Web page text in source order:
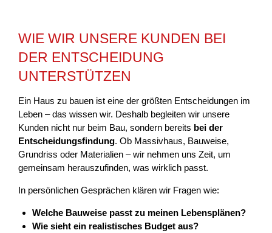
WIE WIR UNSERE KUNDEN BEI
DER ENTSCHEIDUNG
UNTERSTÜTZEN
Ein Haus zu bauen ist eine der größten Entscheidungen im
Leben – das wissen wir. Deshalb begleiten wir unsere
Kunden nicht nur beim Bau, sondern bereits bei der
Entscheidungsfindung. Ob Massivhaus, Bauweise,
Grundriss oder Materialien – wir nehmen uns Zeit, um
gemeinsam herauszufinden, was wirklich passt.
In persönlichen Gesprächen klären wir Fragen wie:
Welche Bauweise passt zu meinen Lebensplänen?
Wie sieht ein realistisches Budget aus?